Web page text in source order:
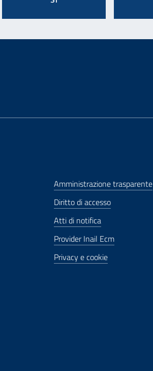
Amministrazione trasparente
Diritto di accesso
Atti di notifica
Provider Inail Ecm
Privacy e cookie